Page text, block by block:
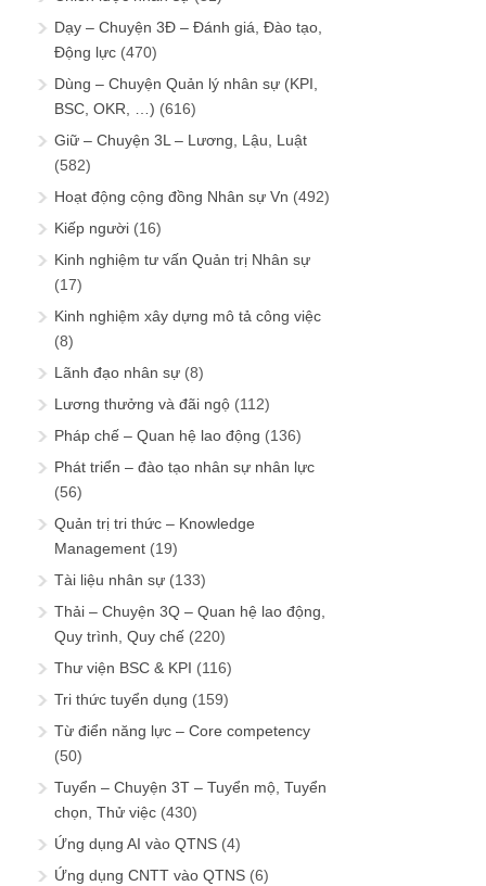
Dạy – Chuyện 3Đ – Đánh giá, Đào tạo,
Động lực (470)
Dùng – Chuyện Quản lý nhân sự (KPI,
BSC, OKR, …) (616)
Giữ – Chuyện 3L – Lương, Lậu, Luật
(582)
Hoạt động cộng đồng Nhân sự Vn (492)
Kiếp người (16)
Kinh nghiệm tư vấn Quản trị Nhân sự
(17)
Kinh nghiệm xây dựng mô tả công việc
(8)
Lãnh đạo nhân sự (8)
Lương thưởng và đãi ngộ (112)
Pháp chế – Quan hệ lao động (136)
Phát triển – đào tạo nhân sự nhân lực
(56)
Quản trị tri thức – Knowledge
Management (19)
Tài liệu nhân sự (133)
Thải – Chuyện 3Q – Quan hệ lao động,
Quy trình, Quy chế (220)
Thư viện BSC & KPI (116)
Tri thức tuyển dụng (159)
Từ điển năng lực – Core competency
(50)
Tuyển – Chuyện 3T – Tuyển mộ, Tuyển
chọn, Thử việc (430)
Ứng dụng AI vào QTNS (4)
Ứng dụng CNTT vào QTNS (6)